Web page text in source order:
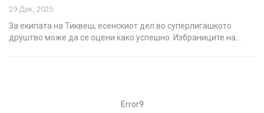
29 Дек, 2025
За екипата на Тиквеш, есенскиот дел во суперлигашкото
друштво може да се оцени како успешно. Избраниците на…
Error9